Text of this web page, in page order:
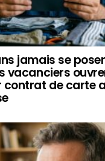
jamais se
vacanciers
contrat de carte